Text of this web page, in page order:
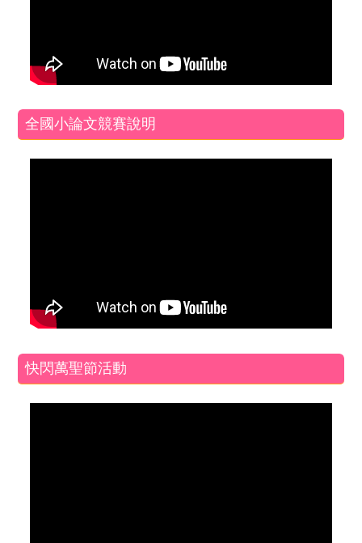
全國小論文競賽說明
快閃萬聖節活動